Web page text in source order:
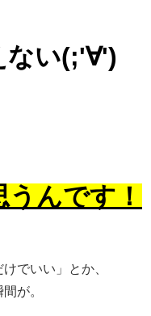
ない(;'∀')
んです！
でいい」とか、
が。